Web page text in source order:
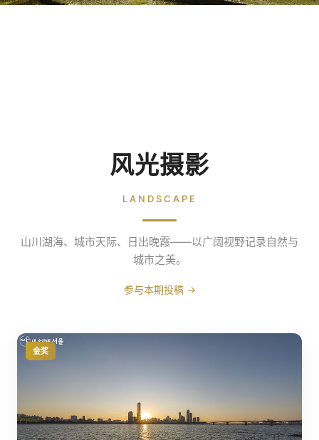
风光摄影
LANDSCAPE
山川湖海、城市天际、日出晚霞——以广阔视野记录自然与
城市之美。
参与本期投稿 →
金奖